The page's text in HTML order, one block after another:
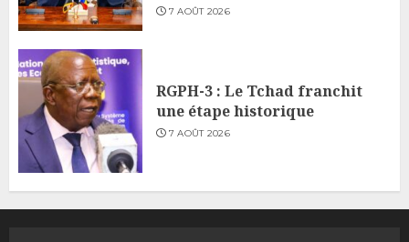
7 AOÛT 2026
RGPH-3 : Le Tchad franchit
une étape historique
7 AOÛT 2026